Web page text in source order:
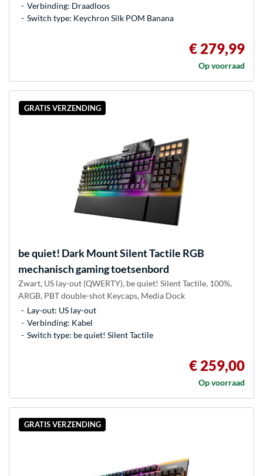
Verbinding: Draadloos
Switch type: Keychron Silk POM Banana
€ 279,99
Op voorraad
GRATIS VERZENDING
be quiet! Dark Mount Silent Tactile RGB
mechanisch gaming toetsenbord
Zwart, US lay-out (QWERTY), be quiet! Silent Tactile, 100%,
ARGB, PBT double-shot Keycaps, Media Dock
Lay-out: US lay-out
Verbinding: Kabel
Switch type: be quiet! Silent Tactile
€ 259,00
Op voorraad
GRATIS VERZENDING